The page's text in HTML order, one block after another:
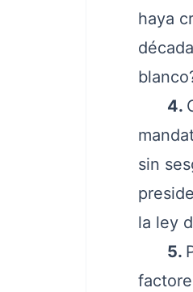
haya
4.
sin
la ley
5.